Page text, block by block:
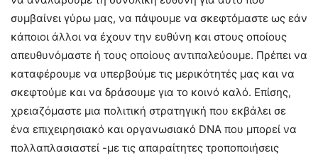
συμβαίνει γύρω μας, να πάψουμε να σκεφτόμαστε ως εάν
κάποιοι άλλοι να έχουν την ευθύνη και στους οποίους
απευθυνόμαστε ή τους οποίους αντιπαλεύουμε. Πρέπει να
καταφέρουμε να υπερβούμε τις μερικότητές μας και να
σκεφτούμε και να δράσουμε για το κοινό καλό. Επίσης,
χρειαζόμαστε μια πολιτική στρατηγική που εκβάλει σε
ένα επιχειρησιακό και οργανωσιακό DNA που μπορεί να
πολλαπλασιαστεί -με τις απαραίτητες τροποποιήσεις